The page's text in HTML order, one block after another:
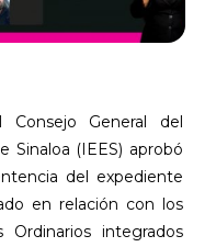
General del
Sinaloa (IEES) aprobó
del expediente
en relación con los
Ordinarios integrados